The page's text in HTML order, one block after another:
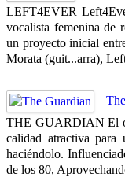
LEFT4EVER
vocalista femenina de
un proyecto inicial
Morata (guit...arra),
THE GUARDIAN El
calidad atractiva
haciéndolo.
de los 80,